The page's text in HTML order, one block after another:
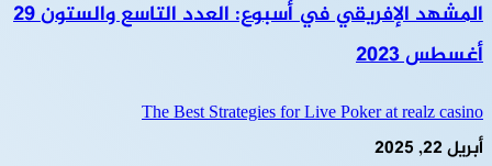
المشهد الإفريقي في أسبوع: العدد التاسع والستون 29
أغسطس 2023
The Best Strategies for Live Poker at realz casino
أبريل 22, 2025